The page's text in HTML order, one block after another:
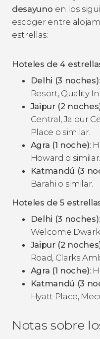
desayuno en los
escoger entre
estrellas:
Hoteles de 4
Delhi (3 noches)
Resort, Quality
Jaipur (2
Central, Jaipur
Place o similar.
Agra (1 noche):
Howard o similar.
Katmandú (3
Barahi o similar.
Hoteles de 5
Delhi (3 noches)
Welcome
Jaipur (2
Road, Clarks
Agra (1 noche):
Katmandú (3
Hyatt Place,
Notas sobre